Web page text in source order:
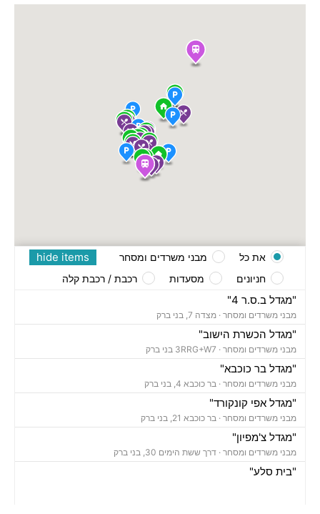
"מגדל ב.ס.ר 4"
מבני משרדים ומסחר · מצדה 7, בני ברק
"מגדל הכשרת הישוב"
מבני משרדים ומסחר ·
"מגדל בר כוכבא"
מבני משרדים ומסחר · בר כוכבא 4, בני ברק
"מגדל אפי קונקורד"
מבני משרדים ומסחר · בר כוכבא 21, בני ברק
"מגדל צ'מפיון"
מבני משרדים ומסחר · דרך ששת הימים 30, בני ברק
"בית סלע"
hide items את כל
מבני משרדים ומסחר
חניונים
מסעדות רכבת / רכבת קלה